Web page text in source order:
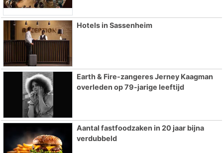
Hotels in Sassenheim
Earth & Fire-zangeres Jerney Kaagman
overleden op 79-jarige leeftijd
Aantal fastfoodzaken in 20 jaar bijna
verdubbeld